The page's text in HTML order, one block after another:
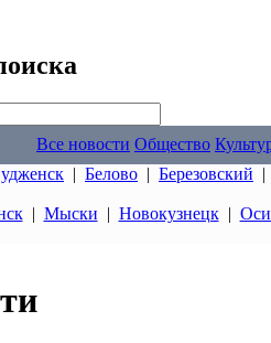
Все новости Общество
| Белово | Березовский |
| Мыски | Новокузнецк|